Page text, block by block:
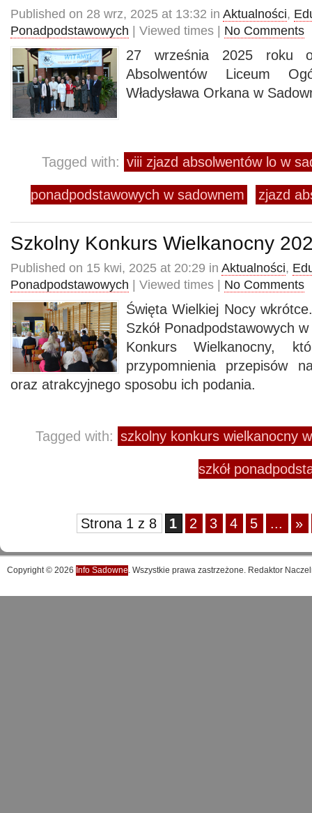
Published on 28 wrz, 2025 at 13:32 in Aktualności,
Ponadpodstawowych | Viewed times | No Comments
27 września 2025 roku
Absolwentów Liceum
Władysława Orkana w
Tagged with: viii zjazd absolwentów lo w
ponadpodstawowych w sadownem zjazd
Szkolny Konkurs Wielkanocny
Published on 15 kwi, 2025 at 20:29 in Aktualności,
Ponadpodstawowych | Viewed times | No Comments
Święta Wielkiej Nocy
Szkół Ponadpodstawowych
Konkurs Wielkanocny,
przypomnienia przepisów
oraz atrakcyjnego sposobu ich podania.
Tagged with: szkolny konkurs wielkanocny
szkół
Strona 1 z 8 1 2 3 4 5 ... »
Copyright © 2026 Info Sadowne. Wszystkie prawa zastrzeżone. Redaktor